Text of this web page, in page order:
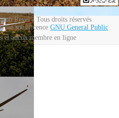
Revel - Tous droits réservés
sous licence GNU General Public
et aucun membre en ligne